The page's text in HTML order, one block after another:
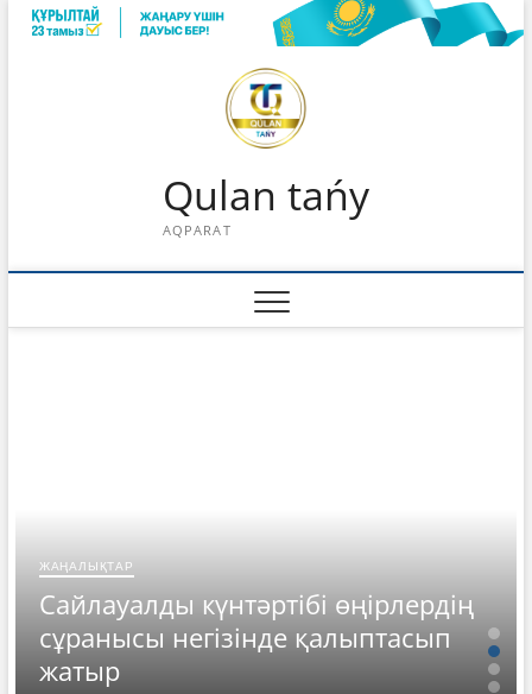
Skip
Qulan tańy
AQPARAT
ЖАҢАЛЫҚТАР
Сайлауалды күнтәртібі өңірлердің
сұранысы негізінде қалыптасып
жатыр